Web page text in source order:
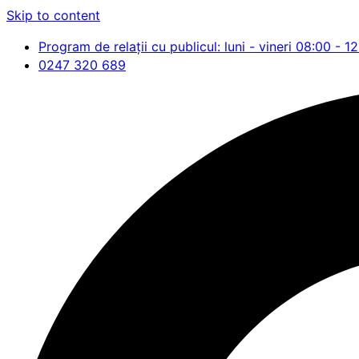
Skip to content
Program de relații cu publicul: luni - vineri 08:00 -
0247 320 689